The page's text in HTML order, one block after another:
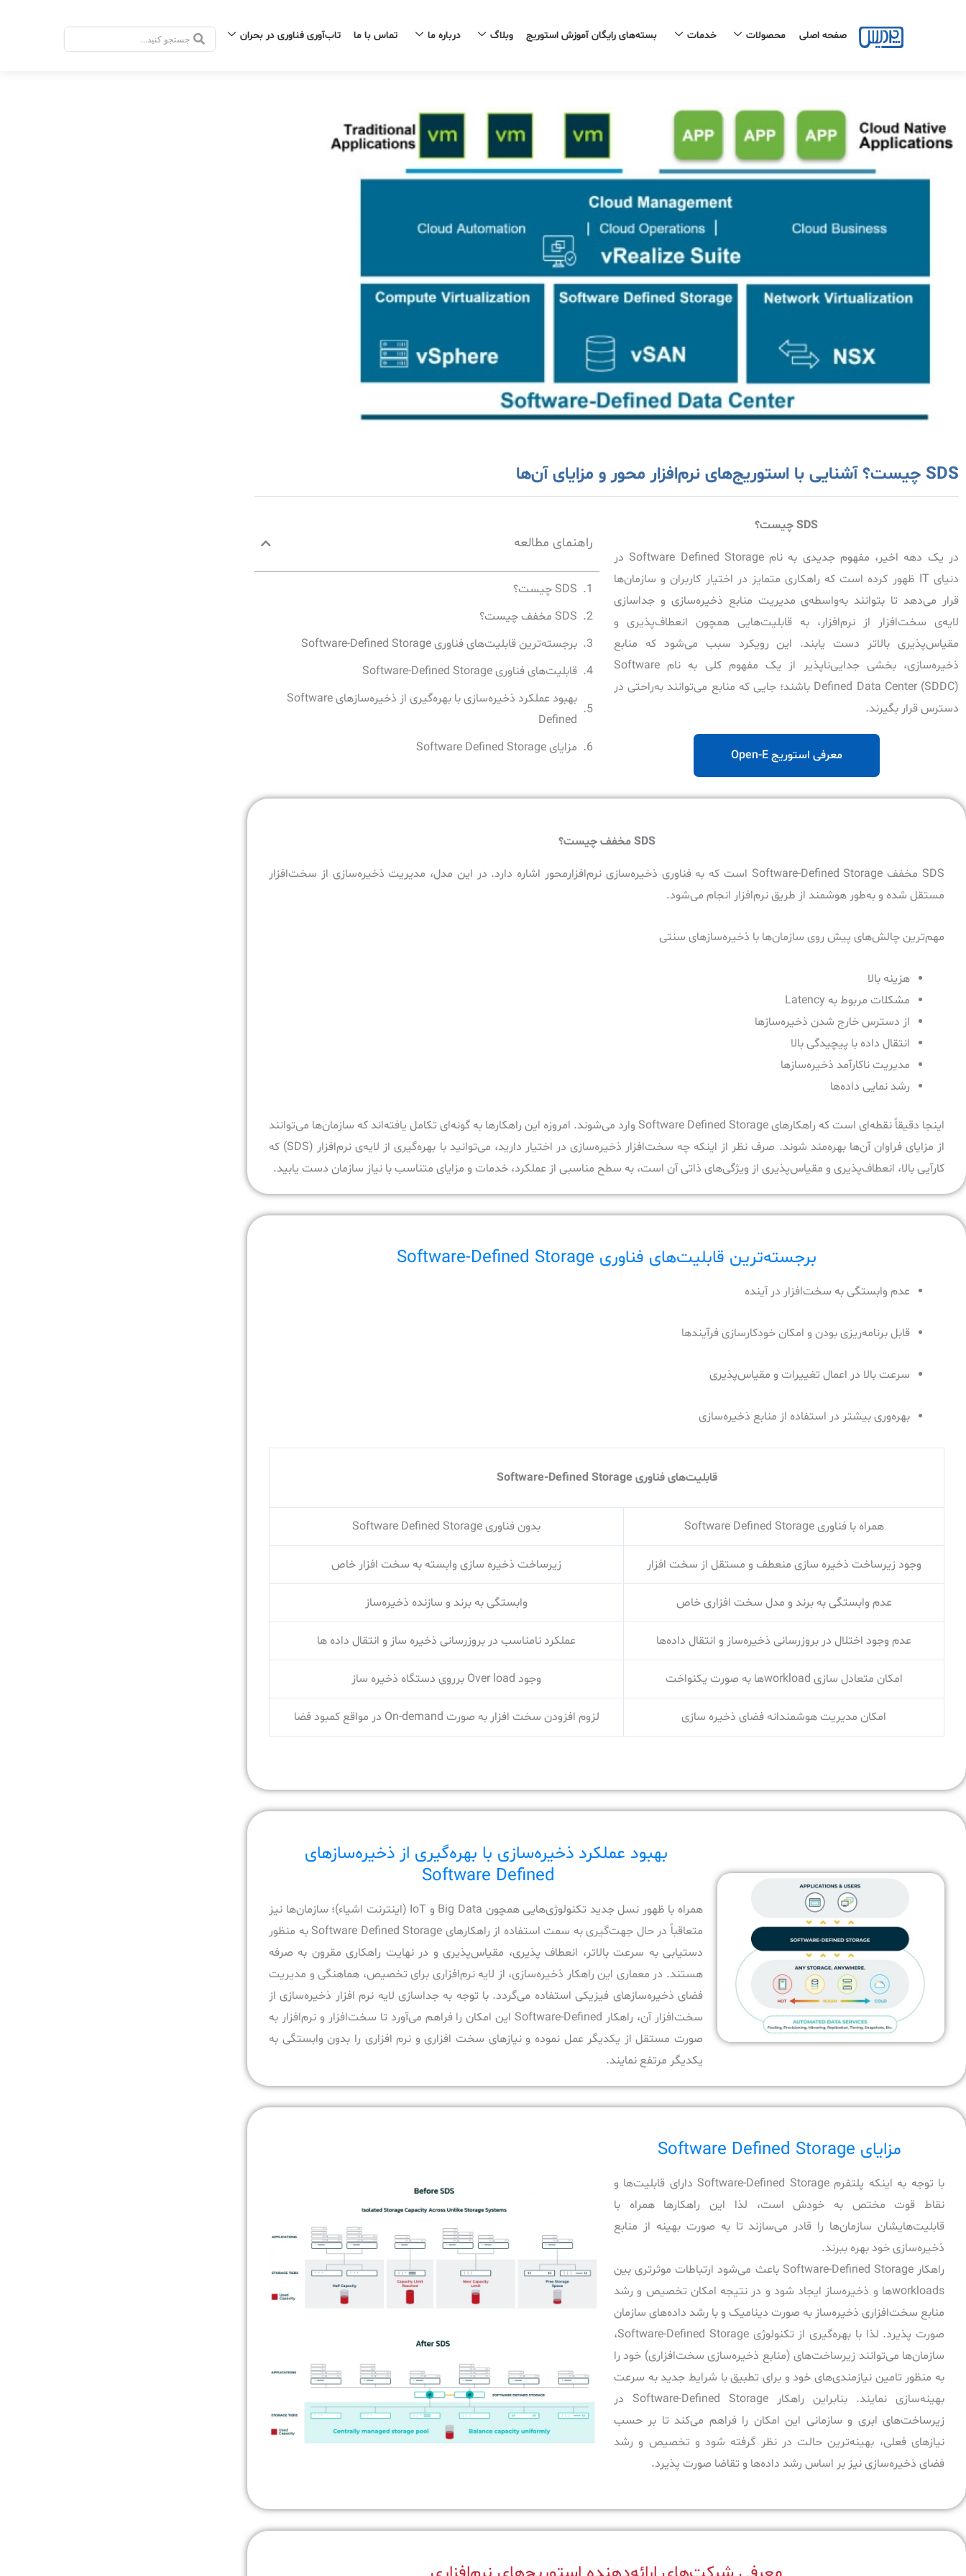
صفحه اصلی محصولات خدمات بسته‌های رایگان آموزش استوریج وبلاگ درباره ما تماس با ما تاب‌آوری فناوری در بحران
جستجو
SDS چیست؟ آشنایی با استوریج‌های نرم‌افزار محور و مزایای آن‌ها
SDS چیست؟
در یک دهه اخیر، مفهوم جدیدی به نام Software Defined Storage در
دنیای IT ظهور کرده است که راهکاری متمایز در اختیار کاربران و سازمان‌ها
قرار می‌دهد تا بتوانند به‌واسطه‌ی مدیریت منابع ذخیره‌سازی و جداسازی
لایه‌ی سخت‌افزار از نرم‌افزار، به قابلیت‌هایی همچون انعطاف‌پذیری و
مقیاس‌پذیری بالاتر دست یابند. این رویکرد سبب می‌شود که منابع
ذخیره‌سازی، بخشی جدایی‌ناپذیر از یک مفهوم کلی به نام Software
Defined Data Center (SDDC) باشند؛ جایی که منابع می‌توانند به‌راحتی در
دسترس قرار بگیرند.
معرفی استوریج Open-E
راهنمای مطالعه
SDS چیست؟
برجسته‌ترین قابلیت‌های فناوری Software-Defined Storage
قابلیت‌های فناوری Software-Defined Storage
بهبود عملکرد ذخیره‌سازی با بهره‌گیری از ذخیره‌سازهای Software
Defined
مزایای Software Defined Storage
استوریج نرم‌افزاری شرکت EMC
استوریج نرم‌افزاری شرکت NetApp
SDS مخفف چیست؟
SDS مخفف Software-Defined Storage است که به فناوری ذخیره‌سازی نرم‌افزارمحور اشاره دارد. در این مدل، مدیریت ذخیره‌سازی از سخت‌افزار
مستقل شده و به‌طور هوشمند از طریق نرم‌افزار انجام می‌شود.
مهم‌ترین چالش‌های پیش روی سازمان‌ها با ذخیره‌سازهای سنتی
هزینه بالا
مشکلات مربوط به Latency
از دسترس خارج شدن ذخیره‌سازها
انتقال داده با پیچیدگی بالا
مدیریت ناکارآمد ذخیره‌سازها
رشد نمایی داده‌ها
اینجا دقیقاً نقطه‌ای است که راهکارهای Software Defined Storage وارد می‌شوند. امروزه این راهکارها به گونه‌ای تکامل یافته‌اند که سازمان‌ها می‌توانند
از مزایای فراوان آن‌ها بهره‌مند شوند. صرف نظر از اینکه چه سخت‌افزار ذخیره‌سازی در اختیار دارید، می‌توانید با بهره‌گیری از لایه‌ی نرم‌افزار (SDS) که
کارآیی بالا، انعطاف‌پذیری و مقیاس‌پذیری از ویژگی‌های ذاتی آن است، به سطح مناسبی از عملکرد، خدمات و مزایای متناسب با نیاز سازمان دست یابید.
برجسته‌ترین قابلیت‌های فناوری Software-Defined Storage
عدم وابستگی به سخت‌افزار در آینده
قابل برنامه‌ریزی بودن و امکان خودکارسازی فرآیندها
سرعت بالا در اعمال تغییرات و مقیاس‌پذیری
بهره‌وری بیشتر در استفاده از منابع ذخیره‌سازی
قابلیت‌های فناوری Software-Defined Storage
همراه با فناوری Software Defined Storage بدون فناوری Software Defined Storage
وجود زیرساخت ذخیره سازی منعطف و مستقل از سخت افزار زیرساخت ذخیره سازی وابسته به سخت افزار خاص
عدم وابستگی به برند و مدل سخت افزاری خاص وابستگی به برند و سازنده ذخیره‌ساز
عدم وجود اختلال در بروزرسانی ذخیره‌ساز و انتقال داده‌ها عملکرد نامناسب در بروزرسانی ذخیره ساز و انتقال داده ها
امکان متعادل سازی workload‌ها به صورت یکنواخت وجود Over load برروی دستگاه ذخیره ساز
امکان مدیریت هوشمندانه فضای ذخیره سازی لزوم افزودن سخت افزار به صورت On-demand در مواقع کمبود فضا
بهبود عملکرد ذخیره‌سازی با بهره‌گیری از ذخیره‌سازهای
Software Defined
همراه با ظهور نسل جدید تکنولوژی‌هایی همچون Big Data و IoT (اینترنت اشیاء)؛ سازمان‌ها نیز
متعاقباً در حال جهت‌گیری به سمت استفاده از راهکارهای Software Defined Storage به منظور
دستیابی به سرعت بالاتر، انعطاف پذیری، مقیاس‌پذیری و در نهایت راهکاری مقرون به صرفه
هستند. در معماری این راهکار ذخیره‌سازی، از لایه نرم‌افزاری برای تخصیص، هماهنگی و مدیریت
فضای ذخیره‌سازهای فیزیکی استفاده می‌گردد. با توجه به جداسازی لایه نرم افزار ذخیره‌سازی از
سخت‌افزار آن، راهکار Software-Defined این امکان را فراهم می‌آورد تا سخت‌افزار و نرم‌افزار به
صورت مستقل از یکدیگر عمل نموده و نیازهای سخت افزاری و نرم افزاری را بدون وابستگی به
یکدیگر مرتفع نمایند.
مزایای Software Defined Storage
با توجه به اینکه پلتفرم Software-Defined Storage دارای قابلیت‌ها و
نقاط قوت مختص به خودش است، لذا این راهکار‌ها همراه با
قابلیت‌هایشان سازمان‌ها را قادر می‌سازند تا به صورت بهینه از منابع
ذخیره‌سازی خود بهره ببرند.
راهکار Software-Defined Storage باعث می‌شود ارتباطات موثرتری بین
workloads‌ها و ذخیره‌ساز ایجاد شود و در نتیجه امکان تخصیص و رشد
منابع سخت‌افزاری ذخیره‌ساز به صورت دینامیک و با رشد داده‌های سازمان
صورت پذیرد. لذا با بهره‌گیری از تکنولوژی Software-Defined Storage،
سازمان‌ها می‌توانند زیرساخت‌های (منابع ذخیره‌سازی سخت‌افزاری) خود را
به منظور تامین نیازمندی‌های خود و برای تطبیق با شرایط جدید به سرعت
بهینه‌سازی نمایند. بنابراین راهکار Software-Defined Storage در
زیرساخت‌های ابری و سازمانی این امکان را فراهم می‌کند تا بر حسب
نیازهای فعلی، بهینه‌ترین حالت در نظر گرفته شود و تخصیص و رشد
فضای ذخیره‌سازی نیز بر اساس رشد داده‌ها و تقاضا صورت پذیرد.